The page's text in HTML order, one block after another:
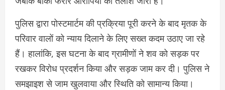
पुलिस द्वारा पोस्टमार्टम की प्रक्रिया पूरी करने के बाद मृतक के
परिवार वालों को न्याय दिलाने के लिए सख्त कदम उठाए जा रहे
हैं। हालांकि, इस घटना के बाद ग्रामीणों ने शव को सड़क पर
रखकर विरोध प्रदर्शन किया और सड़क जाम कर दी। पुलिस ने
समझाइश से जाम खुलवाया और स्थिति को सामान्य किया।